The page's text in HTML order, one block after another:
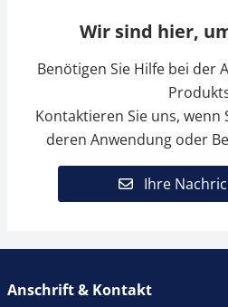
Wir sind hier,
Benötigen Sie Hilfe bei der
Kontaktieren Sie uns, wenn
deren Anwendung oder
Ihre
Anschrift & Kontakt